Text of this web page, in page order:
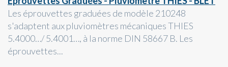
Les éprouvettes graduées de modèle 210248
s'adaptent aux pluviomètres mécaniques THIES
5.4000…/ 5.4001…, à la norme DIN 58667 B. Les
éprouvettes...